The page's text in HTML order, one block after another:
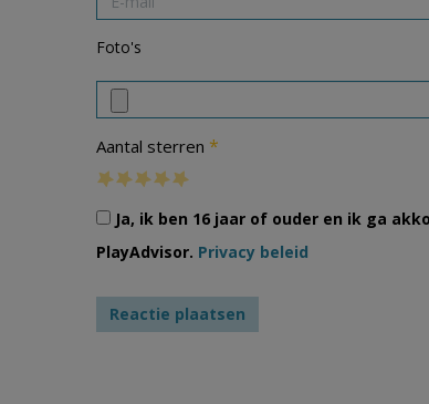
Foto's
Aantal sterren *
Ja, ik ben 16 jaar of ouder en ik ga
PlayAdvisor. Privacy beleid